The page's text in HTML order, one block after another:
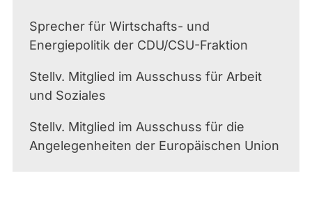
Sprecher für Wirtschafts- und
Energiepolitik der CDU/CSU-Fraktion
Stellv. Mitglied im Ausschuss für Arbeit
und Soziales
Stellv. Mitglied im Ausschuss für die
Angelegenheiten der Europäischen Union